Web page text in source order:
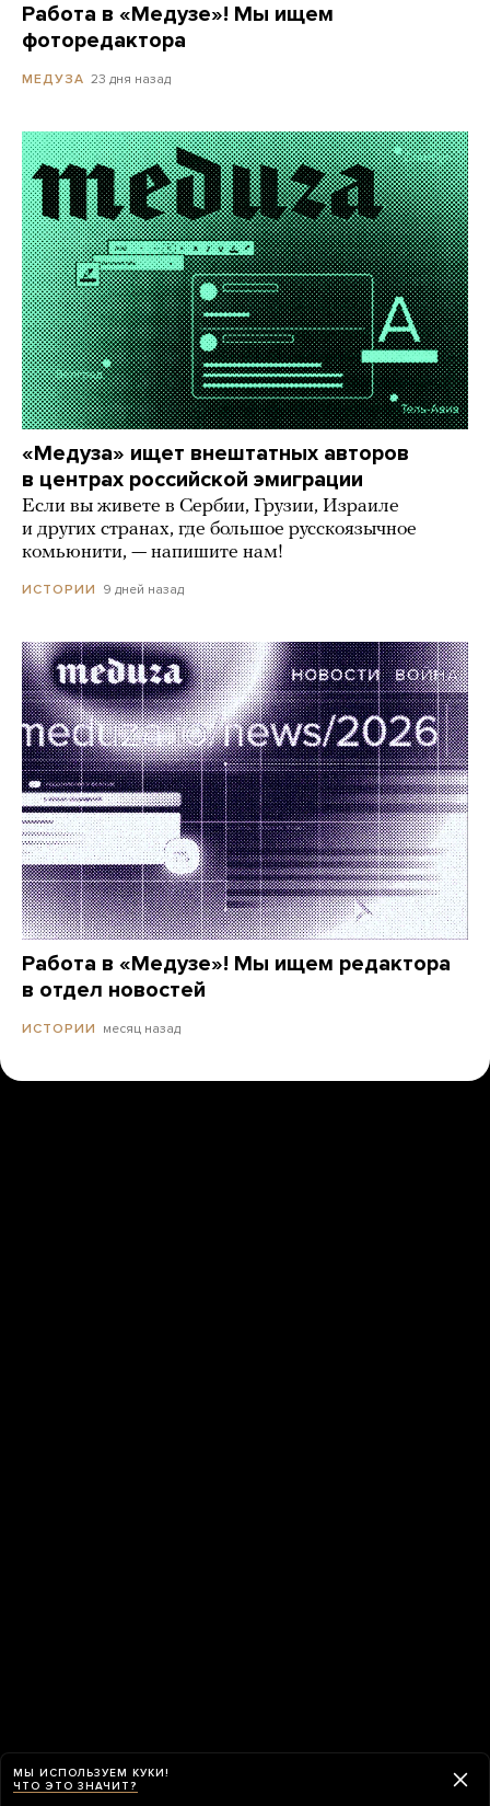
Работа в «Медузе»! Мы ищем
фоторедактора
МЕДУЗА 23 дня назад
«Медуза» ищет внештатных авторов
в центрах российской эмиграции
Если вы живете в Сербии, Грузии, Израиле
и других странах, где большое русскоязычное
комьюнити, — напишите нам!
ИСТОРИИ 9 дней назад
Работа в «Медузе»! Мы ищем редактора
в отдел новостей
ИСТОРИИ месяц назад
МЫ ИСПОЛЬЗУЕМ КУКИ!
ЧТО ЭТО ЗНАЧИТ?